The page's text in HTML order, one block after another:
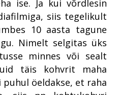
väärtustatakse kogemust
Erikonsultandi eripalgeline töö
Rahvusvaheline koostöö
numbrites 2023
Im memoriam Alar Kirs
majanduskuritegevus
Tervislikel põhjustel
menetlusest vabastamine –
puutumatud
kriminaalmenetluses?
Tugevatoimelised uimastid
Vahistamine ja
ise. Ja kui võrdlesin
siis tegelikult
10 aasta tagune
Nimelt selgitas üks
minnes või sealt
täis kohvrit maha
öeldakse, et raha